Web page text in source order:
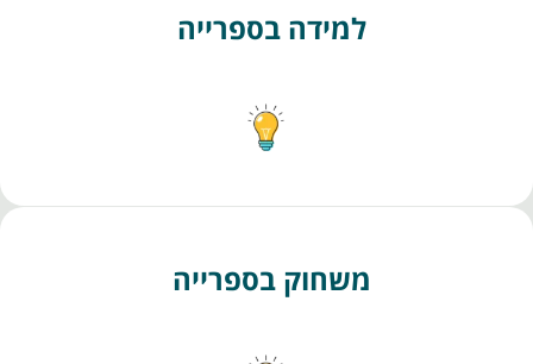
למידה בספרייה
משחוק בספרייה